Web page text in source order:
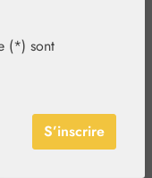
(*) sont
S’inscrire